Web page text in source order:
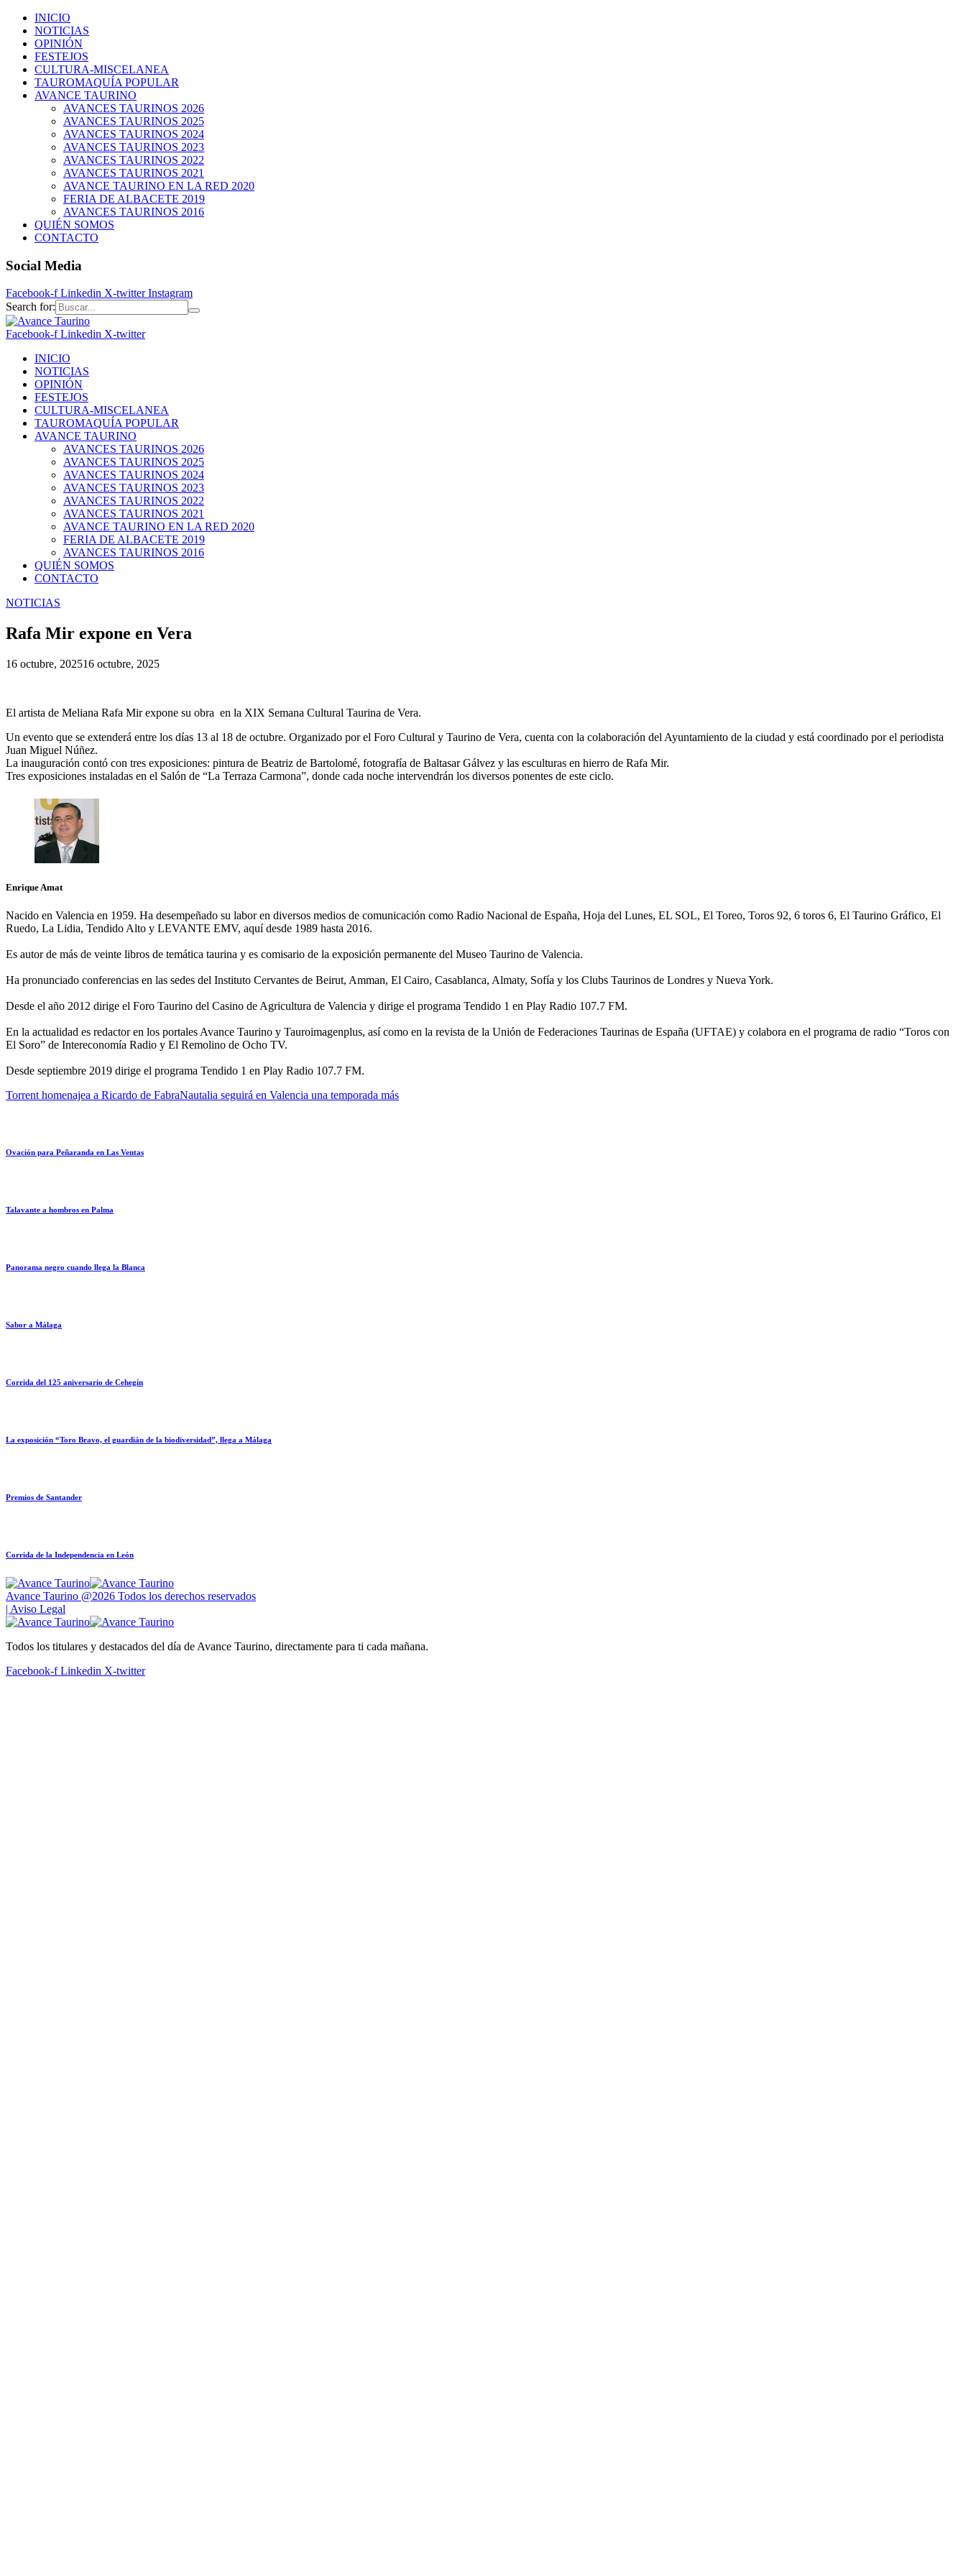
INICIO
NOTICIAS
OPINIÓN
FESTEJOS
CULTURA-MISCELANEA
TAUROMAQUÍA POPULAR
AVANCE TAURINO
AVANCES TAURINOS 2026
AVANCES TAURINOS 2025
AVANCES TAURINOS 2024
AVANCES TAURINOS 2023
AVANCES TAURINOS 2022
AVANCES TAURINOS 2021
AVANCE TAURINO EN LA RED 2020
FERIA DE ALBACETE 2019
AVANCES TAURINOS 2016
QUIÉN SOMOS
CONTACTO
Social Media
Facebook-f Linkedin X-twitter Instagram
Search for:
Facebook-f Linkedin X-twitter
INICIO
NOTICIAS
OPINIÓN
FESTEJOS
CULTURA-MISCELANEA
TAUROMAQUÍA POPULAR
AVANCE TAURINO
AVANCES TAURINOS 2026
AVANCES TAURINOS 2025
AVANCES TAURINOS 2024
AVANCES TAURINOS 2023
AVANCES TAURINOS 2022
AVANCES TAURINOS 2021
AVANCE TAURINO EN LA RED 2020
FERIA DE ALBACETE 2019
AVANCES TAURINOS 2016
QUIÉN SOMOS
CONTACTO
NOTICIAS
Rafa Mir expone en Vera
16 octubre, 202516 octubre, 2025
El artista de Meliana Rafa Mir expone su obra en la XIX Semana Cultural Taurina de Vera.
Un evento que se extenderá entre los días 13 al 18 de octubre. Organizado por el Foro Cultural y Taurino de Vera, cuenta con la colaboración del Ayuntamiento de la ciudad y está coordinado por el periodista
Juan Miguel Núñez.
La inauguración contó con tres exposiciones: pintura de Beatriz de Bartolomé, fotografía de Baltasar Gálvez y las esculturas en hierro de Rafa Mir.
Tres exposiciones instaladas en el Salón de “La Terraza Carmona”, donde cada noche intervendrán los diversos ponentes de este ciclo.
Enrique Amat
Nacido en Valencia en 1959. Ha desempeñado su labor en diversos medios de comunicación como Radio Nacional de España, Hoja del Lunes, EL SOL, El Toreo, Toros 92, 6 toros 6, El Taurino Gráfico, El
Ruedo, La Lidia, Tendido Alto y LEVANTE EMV, aquí desde 1989 hasta 2016.
Es autor de más de veinte libros de temática taurina y es comisario de la exposición permanente del Museo Taurino de Valencia.
Ha pronunciado conferencias en las sedes del Instituto Cervantes de Beirut, Amman, El Cairo, Casablanca, Almaty, Sofía y los Clubs Taurinos de Londres y Nueva York.
Desde el año 2012 dirige el Foro Taurino del Casino de Agricultura de Valencia y dirige el programa Tendido 1 en Play Radio 107.7 FM.
En la actualidad es redactor en los portales Avance Taurino y Tauroimagenplus, así como en la revista de la Unión de Federaciones Taurinas de España (UFTAE) y colabora en el programa de radio “Toros con
El Soro” de Intereconomía Radio y El Remolino de Ocho TV.
Desde septiembre 2019 dirige el programa Tendido 1 en Play Radio 107.7 FM.
Torrent homenajea a Ricardo de FabraNautalia seguirá en Valencia una temporada más
Ovación para Peñaranda en Las Ventas
Talavante a hombros en Palma
Panorama negro cuando llega la Blanca
Sabor a Málaga
Corrida del 125 aniversario de Cehegín
La exposición “Toro Bravo, el guardián de la biodiversidad”, llega a Málaga
Premios de Santander
Corrida de la Independencia en León
Avance Taurino @2026 Todos los derechos reservados
| Aviso Legal
Todos los titulares y destacados del día de Avance Taurino, directamente para ti cada mañana.
Facebook-f Linkedin X-twitter